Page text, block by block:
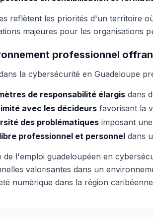
reflètent les priorités d'un territoire
majeures pour les organisations
professionnel
la cybersécurité en Guadeloupe
de responsabilité élargis dans
avec les décideurs favorisant la
des problématiques imposant
professionnel et personnel dans
de l'emploi guadeloupéen en
valorisantes dans un
numérique dans la région